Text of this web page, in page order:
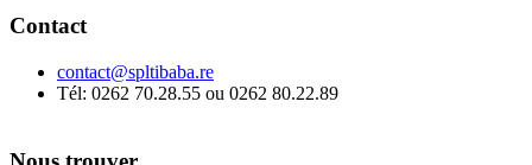
Contact
contact@spltibaba.re
Tél: 0262 70.28.55 ou 0262 80.22.89